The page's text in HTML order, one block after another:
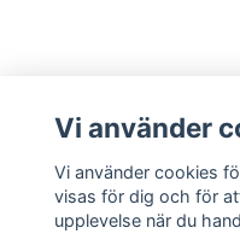
The
Vi använder
Vi använder cookies
visas för dig och för
upplevelse när du